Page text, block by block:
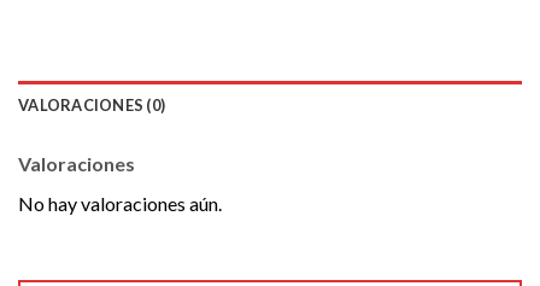
VALORACIONES (0)
Valoraciones
No hay valoraciones aún.